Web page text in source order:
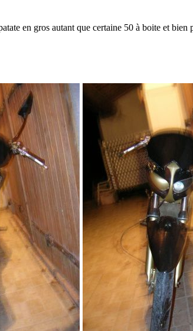
en gros autant que certaine 50 à boite et bien